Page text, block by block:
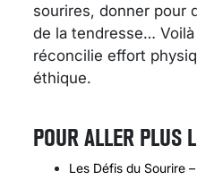
sourires, donner pour
de la tendresse…
réconcilie effort
éthique.
POUR ALLER PLUS
Les Défis du Sourire